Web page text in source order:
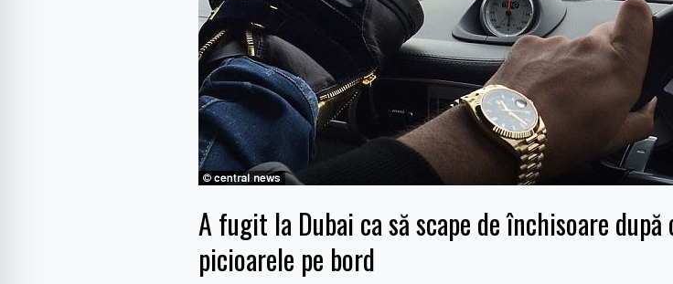
A fugit la Dubai ca să scape de închisoare
picioarele pe bord
de
închisoare
după
ce
a
gonit
pe
autostradă
cu
picioarele
pe